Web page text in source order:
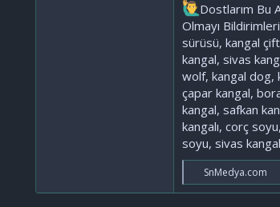
Dostlarım Bu
Olmayı
sürüsü, kangal
kangal, sivas
wolf, kangal dog,
çapar kangal,
kangal, safkan
kangalı, corç
soyu, sivas
T
e
p
SnMedya.com